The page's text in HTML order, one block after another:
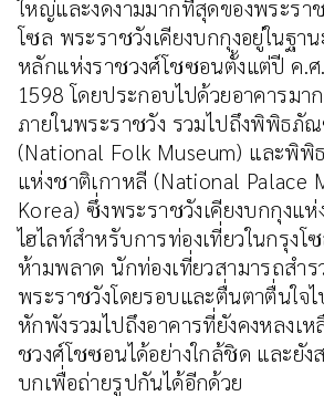
ใหญ่และงดงามมากที่สุดของพระรา
โซล พระราชวังเคียงบกกุงอยู่ในฐา
หลักแห่งราชวงศ์โชซอนตั้งแต่ปี ค.ศ
1598 โดยประกอบไปด้วยอาคารมา
ภายในพระราชวัง รวมไปถึงพิพิธ
(National Folk Museum) และพิ
แห่งชาติเกาหลี (National Palace
Korea) ซึ่งพระราชวังเคียงบกกุงแห่
ไฮไลท์สำหรับการท่องเที่ยวในกรุงโ
ห้ามพลาด นักท่องเที่ยวสามารถสำร
พระราชวังโดยรอบและตื่นตาตื่นใจ
หักพังรวมไปถึงอาคารที่ยังคงหลงเห
ชวงศ์โชซอนได้อย่างใกล้ชิด และยัง
บกเพื่อถ่ายรูปกันได้อีกด้วย